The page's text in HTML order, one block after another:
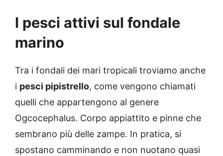
I pesci attivi sul fondale
marino
Tra i fondali dei mari tropicali troviamo anche
i pesci pipistrello, come vengono chiamati
quelli che appartengono al genere
Ogcocephalus. Corpo appiattito e pinne che
sembrano più delle zampe. In pratica, si
spostano camminando e non nuotano quasi